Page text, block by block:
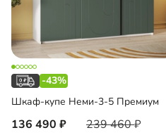
-43%
Шкаф-купе Неми-3-5 Премиум
136 490 239 460